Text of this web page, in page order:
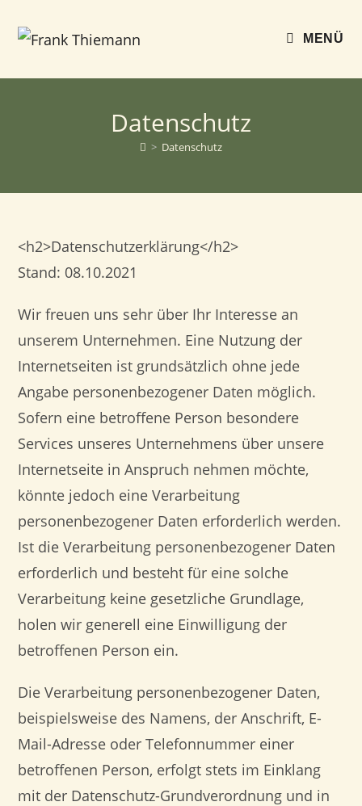
Inhalt
springen
MENÜ
Datenschutz
> Datenschutz
<h2>Datenschutzerklärung</h2>
Stand: 08.10.2021
Wir freuen uns sehr über Ihr Interesse an
unserem Unternehmen. Eine Nutzung der
Internetseiten ist grundsätzlich ohne jede
Angabe personenbezogener Daten möglich.
Sofern eine betroffene Person besondere
Services unseres Unternehmens über unsere
Internetseite in Anspruch nehmen möchte,
könnte jedoch eine Verarbeitung
personenbezogener Daten erforderlich werden.
Ist die Verarbeitung personenbezogener Daten
erforderlich und besteht für eine solche
Verarbeitung keine gesetzliche Grundlage,
holen wir generell eine Einwilligung der
betroffenen Person ein.
Die Verarbeitung personenbezogener Daten,
beispielsweise des Namens, der Anschrift, E-
Mail-Adresse oder Telefonnummer einer
betroffenen Person, erfolgt stets im Einklang
mit der Datenschutz-Grundverordnung und in